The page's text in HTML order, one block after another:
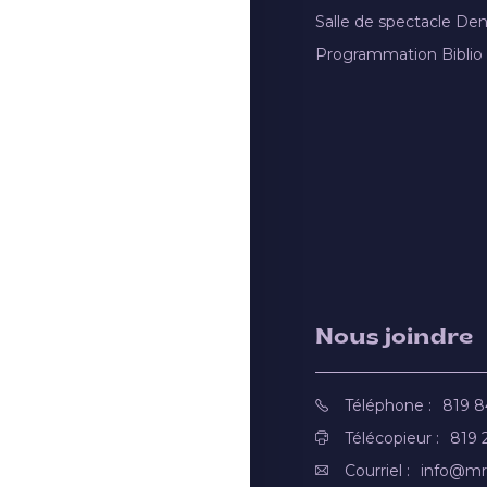
Salle de spectacle
Programmation Biblio
Nous joindre
Téléphone :
819
Télécopieur :
819
Courriel :